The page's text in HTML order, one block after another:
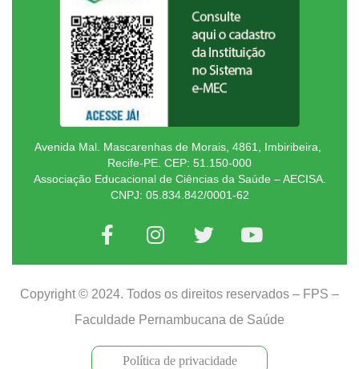
Avenida Mal. Mascarenhas de Morais, 4861, Imbiribeira,
Recife-PE. CEP: 51.150-000
Associação Educacional de Ciências da Saúde – AECISA.
CNPJ: 05.834.842/0001-62
Copyright © 2024. Todos os direitos reservados – FPS –
Faculdade Pernambucana de Saúde
Política de privacidade